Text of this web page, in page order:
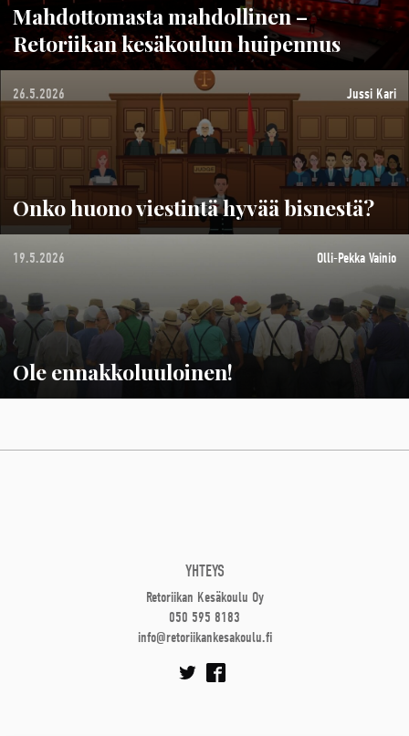
Mahdottomasta mahdollinen –
Retoriikan kesäkoulun huipennus
26.5.2026 Jussi Kari
Onko huono viestintä hyvää bisnestä?
19.5.2026 Olli-Pekka Vainio
Ole ennakkoluuloinen!
YHTEYS
Retoriikan Kesäkoulu Oy
050 595 8183
info@retoriikankesakoulu.fi